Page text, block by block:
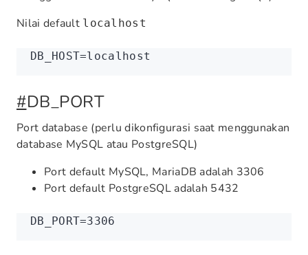
Nilai default localhost
DB_HOST=localhost
#DB_PORT
Port database (perlu dikonfigurasi saat menggunakan
database MySQL atau PostgreSQL)
Port default MySQL, MariaDB adalah 3306
Port default PostgreSQL adalah 5432
DB_PORT=3306